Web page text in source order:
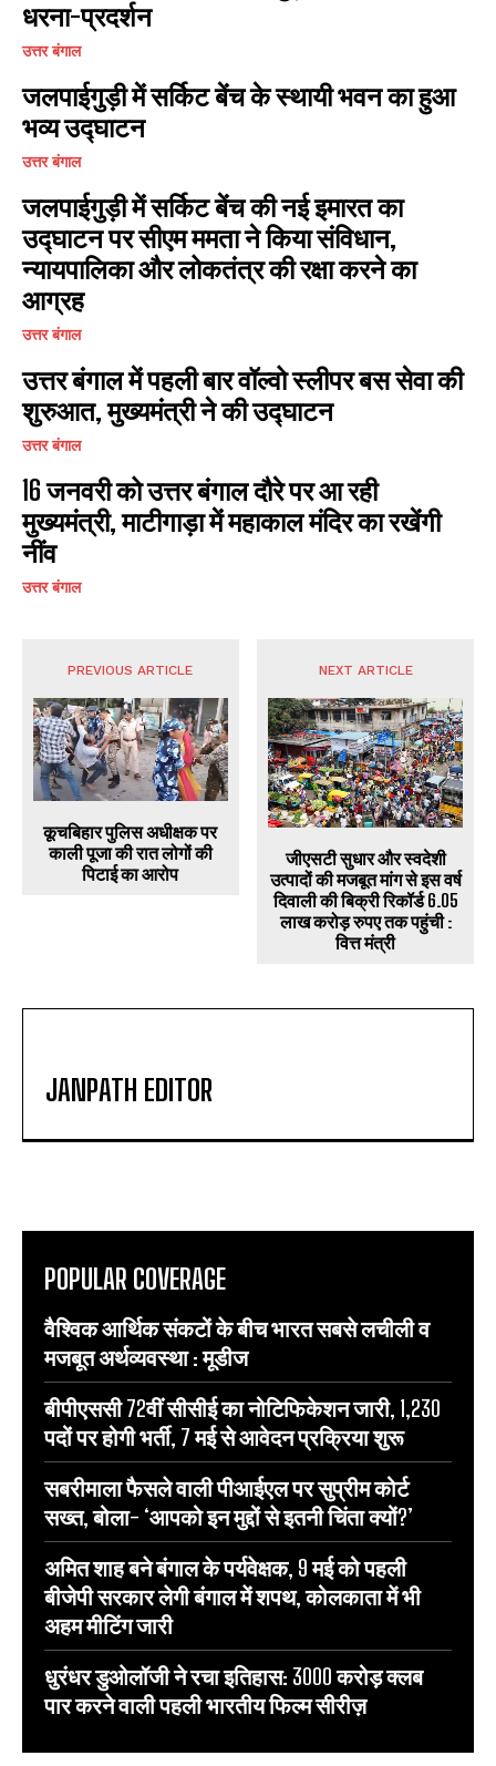
धरना-प्रदर्शन
उत्तर बंगाल
जलपाईगुड़ी में सर्किट बेंच के स्थायी भवन का हुआ
भव्य उद्घाटन
उत्तर बंगाल
जलपाईगुड़ी में सर्किट बेंच की नई इमारत का
उद्घाटन पर सीएम ममता ने किया संविधान,
न्यायपालिका और लोकतंत्र की रक्षा करने का
आग्रह
उत्तर बंगाल
उत्तर बंगाल में पहली बार वॉल्वो स्लीपर बस सेवा की
शुरुआत, मुख्यमंत्री ने की उद्घाटन
उत्तर बंगाल
16 जनवरी को उत्तर बंगाल दौरे पर आ रही
मुख्यमंत्री, माटीगाड़ा में महाकाल मंदिर का रखेंगी
नींव
उत्तर बंगाल
PREVIOUS ARTICLE
कूचबिहार पुलिस अधीक्षक पर
काली पूजा की रात लोगों की
पिटाई का आरोप
NEXT ARTICLE
जीएसटी सुधार और स्वदेशी
उत्पादों की मजबूत मांग से इस वर्ष
दिवाली की बिक्री रिकॉर्ड 6.05
लाख करोड़ रुपए तक पहुंची :
वित्त मंत्री
JANPATH EDITOR
POPULAR COVERAGE
वैश्विक आर्थिक संकटों के बीच भारत सबसे लचीली व
मजबूत अर्थव्यवस्था : मूडीज
बीपीएससी 72वीं सीसीई का नोटिफिकेशन जारी, 1,230
पदों पर होगी भर्ती, 7 मई से आवेदन प्रक्रिया शुरू
सबरीमाला फैसले वाली पीआईएल पर सुप्रीम कोर्ट
सख्त, बोला- ‘आपको इन मुद्दों से इतनी चिंता क्यों?’
अमित शाह बने बंगाल के पर्यवेक्षक, 9 मई को पहली
बीजेपी सरकार लेगी बंगाल में शपथ, कोलकाता में भी
अहम मीटिंग जारी
धुरंधर डुओलॉजी ने रचा इतिहास: 3000 करोड़ क्लब
पार करने वाली पहली भारतीय फिल्म सीरीज़